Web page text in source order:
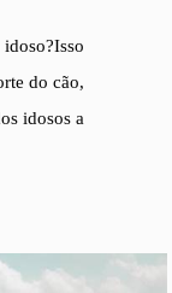
do cão,
idosos a